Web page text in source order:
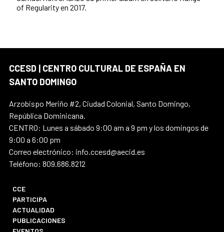
of Regularity en 2017.
CCESD | CENTRO CULTURAL DE ESPAÑA EN
SANTO DOMINGO
Arzobispo Meriño #2, Ciudad Colonial, Santo Domingo,
República Dominicana.
CENTRO: Lunes a sábado 9:00 am a 9 pm y los domingos de
9:00 a 6:00 pm
Correo electrónico: info.ccesd@aecid.es
Teléfono: 809.686.8212
CCE
PARTICIPA
ACTUALIDAD
PUBLICACIONES